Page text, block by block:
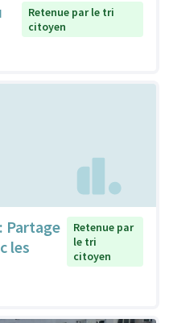
Retenue par le tri
citoyen
Partage
les
Retenue par
le tri
citoyen